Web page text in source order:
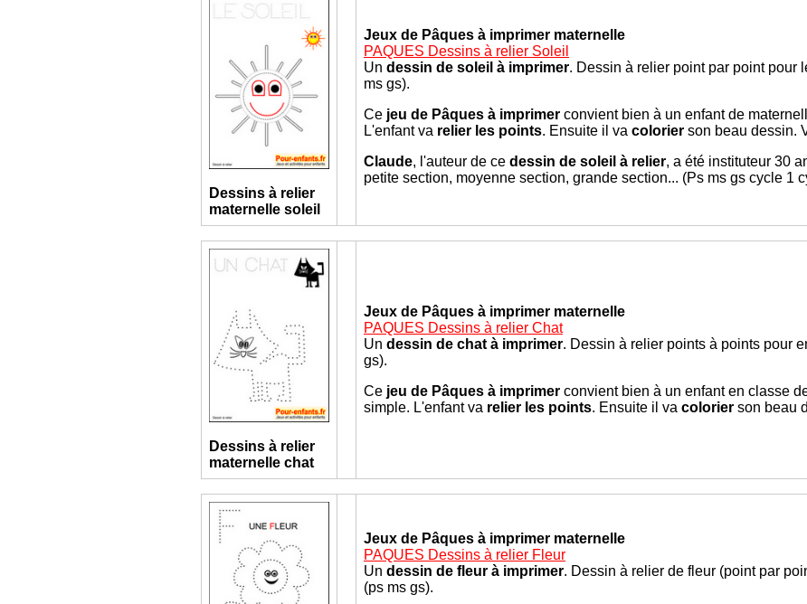
Dessins à relier
maternelle soleil
Jeux de Pâques à imprimer maternelle
PAQUES Dessins à relier Soleil
Un dessin de soleil à imprimer. Dessin à relier point par point pour
ms gs).
Ce jeu de Pâques à imprimer convient bien à un enfant de
L'enfant va relier les points. Ensuite il va colorier son beau dessin.
Claude, l'auteur de ce dessin de soleil à relier, a été instituteur 30
petite section, moyenne section, grande section... (Ps ms gs cycle 1
Dessins à relier
maternelle chat
Jeux de Pâques à imprimer maternelle
PAQUES Dessins à relier Chat
Un dessin de chat à imprimer. Dessin à relier points à points pour
gs).
Ce jeu de Pâques à imprimer convient bien à un enfant en classe
simple. L'enfant va relier les points. Ensuite il va colorier son beau
Jeux de Pâques à imprimer maternelle
PAQUES Dessins à relier Fleur
Un dessin de fleur à imprimer. Dessin à relier de fleur (point par
(ps ms gs).